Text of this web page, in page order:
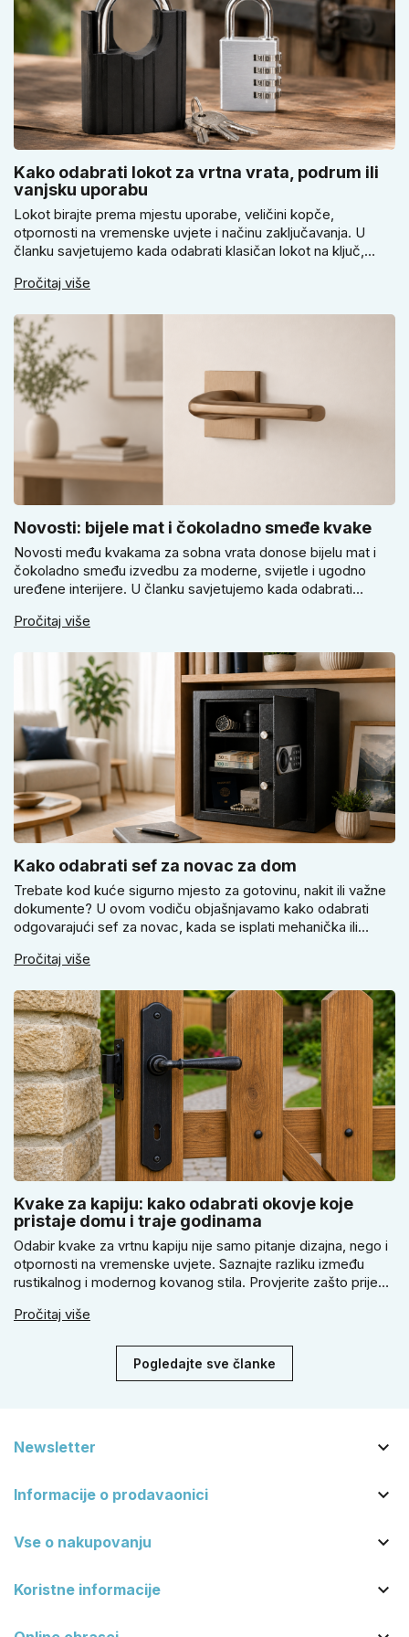
Kako odabrati lokot za vrtna vrata, podrum ili
vanjsku uporabu
Lokot birajte prema mjestu uporabe, veličini kopče,
otpornosti na vremenske uvjete i načinu zaključavanja. U
članku savjetujemo kada odabrati klasičan lokot na ključ,
vrtnih vrata, podruma ili vrtne kućice ne isplati voditi samo
Pročitaj više
Novosti: bijele mat i čokoladno smeđe kvake
Novosti među kvakama za sobna vrata donose bijelu mat i
čokoladno smeđu izvedbu za moderne, svijetle i ugodno
uređene interijere. U članku savjetujemo kada odabrati
i kako birati između okrugle i kvadratne rozete prema stilu
Pročitaj više
Kako odabrati sef za novac za dom
Trebate kod kuće sigurno mjesto za gotovinu, nakit ili važne
dokumente? U ovom vodiču objašnjavamo kako odabrati
odgovarajući sef za novac, kada se isplati mehanička ili
za stvarnu sigurnost. Dobit ćete praktične savjete za odabir
Pročitaj više
Kvake za kapiju: kako odabrati okovje koje
pristaje domu i traje godinama
Odabir kvake za vrtnu kapiju nije samo pitanje dizajna, nego i
otpornosti na vremenske uvjete. Saznajte razliku između
rustikalnog i modernog kovanog stila. Provjerite zašto prije
se zbog veće sigurnosti isplati odabrati kvaku s kuglom za
Pročitaj više
Pogledajte sve članke
Newsletter 
Informacije o prodavaonici 
Vse o nakupovanju 
Koristne informacije 